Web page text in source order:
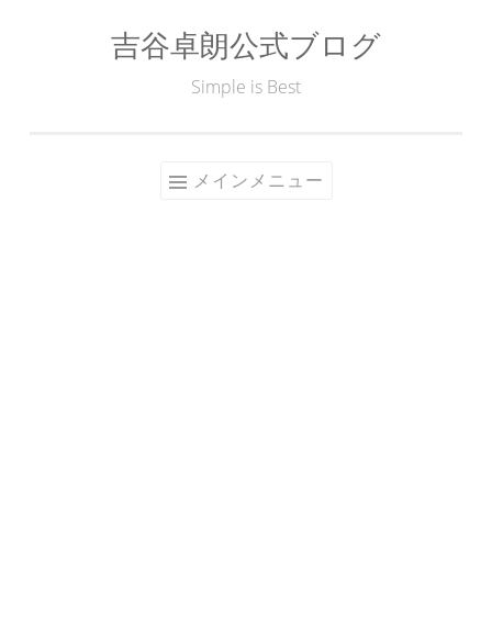
吉谷卓朗公式ブログ
Simple is Best
メインメニュー